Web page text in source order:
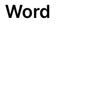
Word